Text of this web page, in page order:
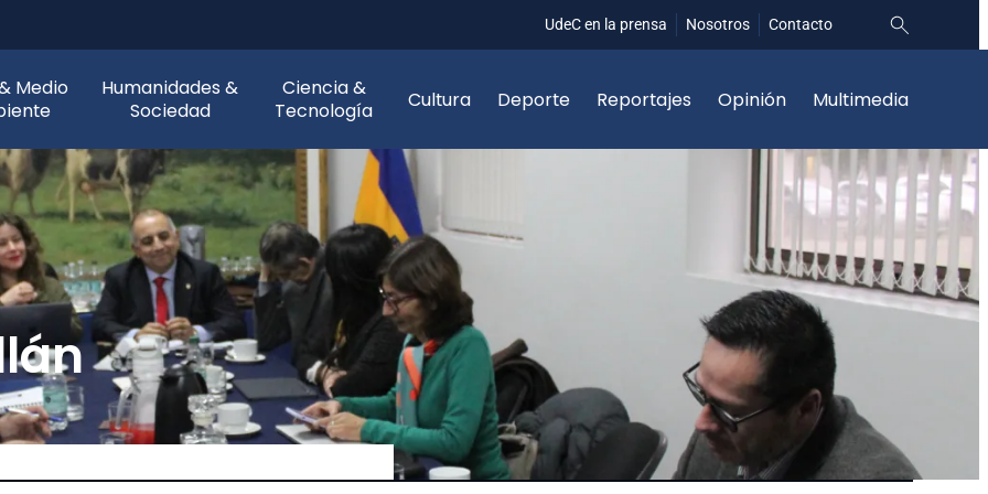
UdeC en la prensa Nosotros Contacto
Medio
Humanidades &
Sociedad
Ciencia &
Tecnología
Cultura Deporte Reportajes Opinión Multimedia